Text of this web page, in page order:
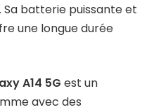
batterie puissante et
une longue durée
A14 5G est un
avec des